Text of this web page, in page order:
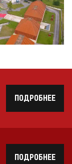
ПОДРОБНЕЕ
ПОДРОБНЕЕ